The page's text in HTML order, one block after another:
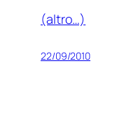
(altro…)
22/09/2010